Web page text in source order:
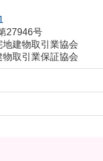
27946号
建物取引業協会
取引業保証協会